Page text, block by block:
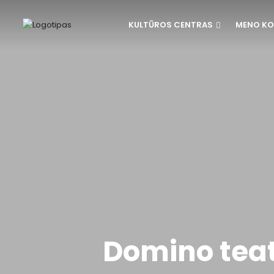
KULTŪROS CENTRAS MENO
Domino